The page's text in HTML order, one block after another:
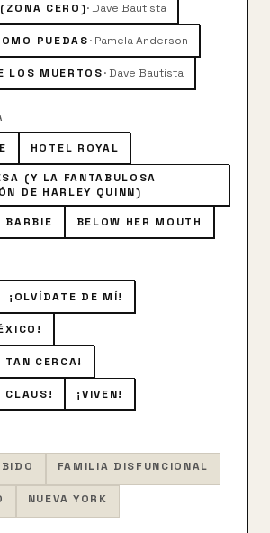
CERO)· Dave Bautista
PUEDAS· Pamela Anderson
LOS MUERTOS· Dave Bautista
HOTEL ROYAL
(Y LA FANTABULOSA
DE HARLEY QUINN)
BARBIE BELOW HER MOUTH
¡OLVÍDATE DE MÍ!
CERCA!
CLAUS! ¡VIVEN!
FAMILIA DISFUNCIONAL
NUEVA YORK